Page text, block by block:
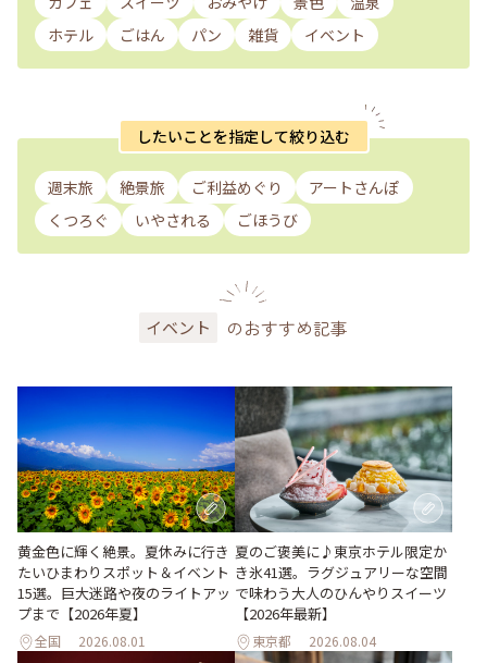
ホテル
ごはん パン 雑貨 イベント
したいことを指定して絞り込む
週末旅 絶景旅 ご利益めぐり
アートさんぽ
くつろぐ
いやされる ごほうび
イベント のおすすめ記事
黄金色に輝く絶景。夏休みに行き
たいひまわりスポット＆イベント
15選。巨大迷路や夜のライトアッ
プまで【2026年夏】
全国 2026.08.01
夏のご褒美に♪東京ホテル限定か
き氷41選。ラグジュアリーな空間
で味わう大人のひんやりスイーツ
【2026年最新】
東京都 2026.08.04